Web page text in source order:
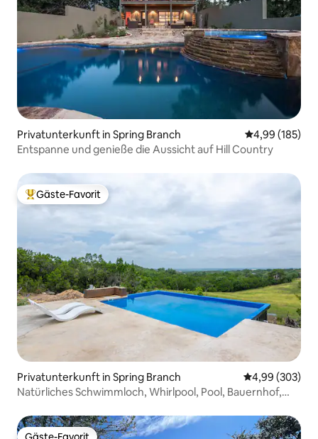
Privatunterkunft in Spring Branch
4,99 (185)
Entspanne und genieße die Aussicht auf Hill Country
Beliebter Gäste-Favorit.
Gäste-Favorit
Privatunterkunft in Spring Branch
4,99 (303)
Natürliches Schwimmloch, Whirlpool, Pool, Bauernhof,